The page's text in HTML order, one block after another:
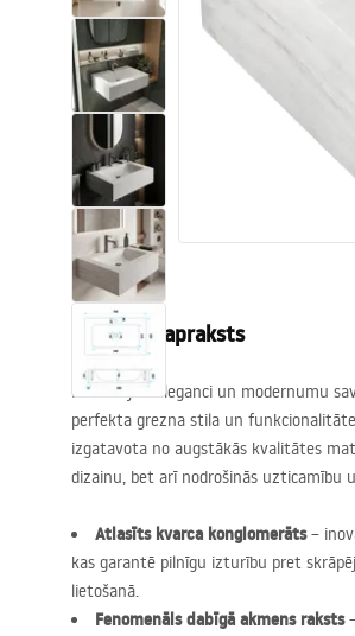
Vannas un ekrāni
Vannas istabas jaucējkrāni
Vannas istabas dušas
Virtuve
Vannas istabas piederumi
Produkta apraksts
Novērtējiet eleganci un modernumu
perfekta grezna stila un
izgatavota no augstākās kvalitātes
dizainu, bet arī nodrošinās uzticamību
Atlasīts kvarca konglomerāts–
kas garantē pilnīgu izturību pret
lietošanā.
Fenomenāls dabīgā akmens raksts